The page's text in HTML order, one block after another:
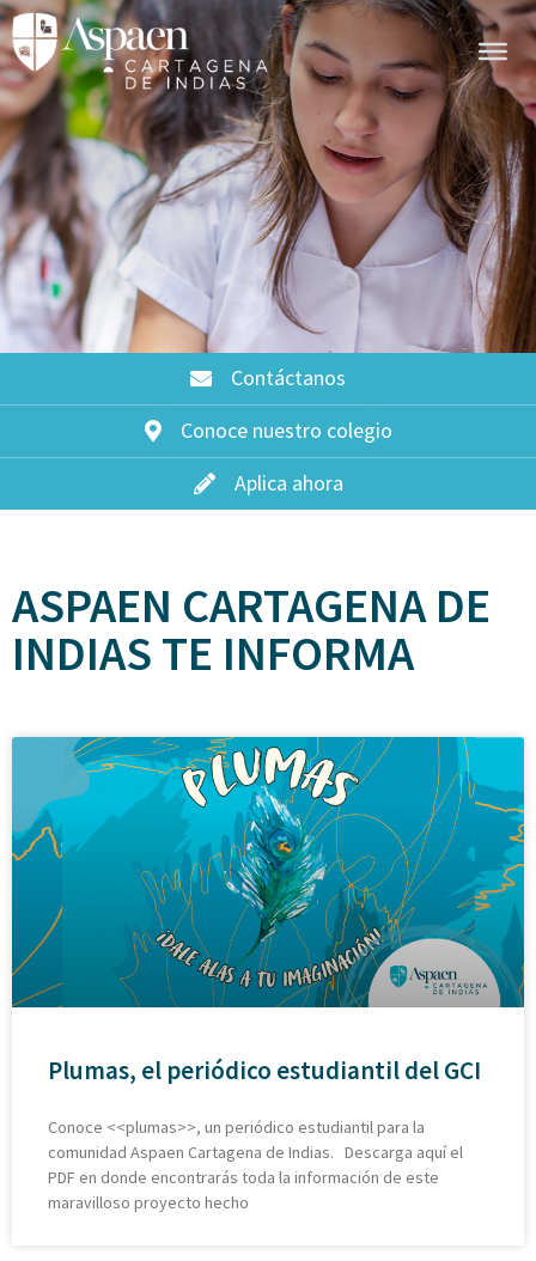
Contáctanos
Conoce nuestro colegio
Aplica ahora
ASPAEN CARTAGENA DE
INDIAS TE INFORMA
Plumas, el periódico estudiantil del GCI
Conoce <<plumas>>, un periódico estudiantil para la
comunidad Aspaen Cartagena de Indias. Descarga aquí el
PDF en donde encontrarás toda la información de este
maravilloso proyecto hecho